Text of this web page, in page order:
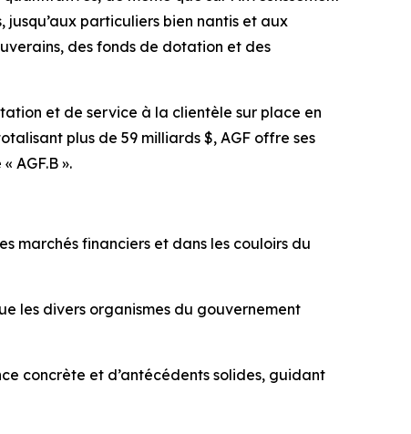
jusqu’aux particuliers bien nantis et aux
des fonds de dotation et des
et de service à la clientèle sur place en
plus de 59 milliards $, AGF offre ses
AGF.B ».
marchés financiers et dans les couloirs du
les divers organismes du gouvernement
concrète et d’antécédents solides, guidant